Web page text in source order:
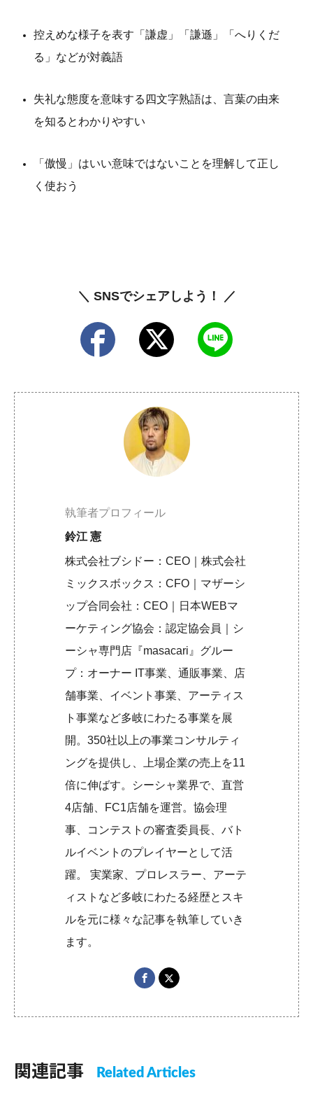
控えめな様子を表す「謙虚」「謙遜」「へりくだ
る」などが対義語
失礼な態度を意味する四文字熟語は、言葉の由来
を知るとわかりやすい
「傲慢」はいい意味ではないことを理解して正し
く使おう
＼ SNSでシェアしよう！ ／
執筆者プロフィール
鈴江 憲
株式会社ブシドー：CEO｜株式会社
ミックスボックス：CFO｜マザーシ
ップ合同会社：CEO｜日本WEBマ
ーケティング協会：認定協会員｜シ
ーシャ専門店『masacari』グルー
プ：オーナー IT事業、通販事業、店
舗事業、イベント事業、アーティス
ト事業など多岐にわたる事業を展
開。350社以上の事業コンサルティ
ングを提供し、上場企業の売上を11
倍に伸ばす。シーシャ業界で、直営
4店舗、FC1店舗を運営。協会理
事、コンテストの審査委員長、バト
ルイベントのプレイヤーとして活
躍。 実業家、プロレスラー、アーテ
ィストなど多岐にわたる経歴とスキ
ルを元に様々な記事を執筆していき
ます。
関連記事 Related Articles